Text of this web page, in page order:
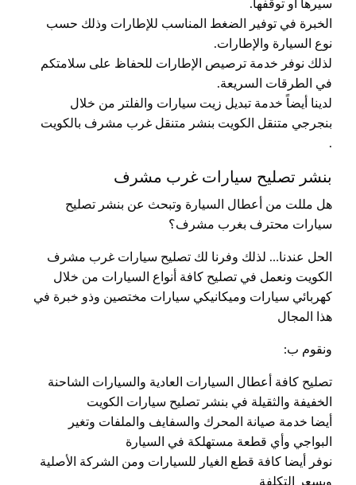
سيرها أو توقفها.
الخبرة في توفير الضغط المناسب للإطارات وذلك حسب
نوع السيارة والإطارات.
لذلك نوفر خدمة ترصيص الإطارات للحفاظ على سلامتكم
في الطرقات السريعة.
لدينا أيضاً خدمة تبديل زيت سيارات والفلتر من خلال
بنجرجي متنقل الكويت بنشر متنقل غرب مشرف بالكويت
.
بنشر تصليح سيارات غرب مشرف
هل مللت من أعطال السيارة وتبحث عن بنشر تصليح
سيارات محترف بغرب مشرف؟
الحل عندنا… لذلك وفرنا لك تصليح سيارات غرب مشرف
الكويت ونعمل في تصليح كافة أنواع السيارات من خلال
كهربائي سيارات وميكانيكي سيارات مختصين وذو خبرة في
هذا المجال
ونقوم ب:
تصليح كافة أعطال السيارات العادية والسيارات الشاحنة
الخفيفة والثقيلة في بنشر تصليح سيارات الكويت
أيضا خدمة صيانة المحرك والسفايف والملفات وتغير
البواجي وأي قطعة مستهلكة في السيارة
نوفر أيضا كافة قطع الغيار للسيارات ومن الشركة الأصلية
وبسعر التكلفة